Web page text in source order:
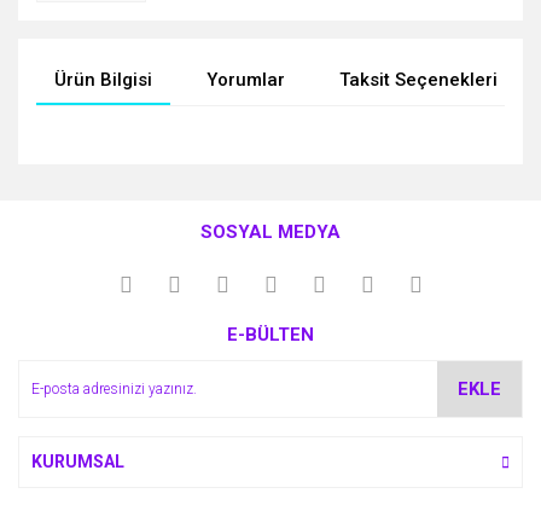
Ürün Bilgisi Yorumlar Taksit Seçenekleri
kullanarak tarafımıza iletebilirsiniz.
Görüş ve önerileriniz için teşekkür ederiz.
Ürün açıklamasında eksik bilgiler bulunuyor.
SOSYAL MEDYA
E-BÜLTEN
EKLE
KURUMSAL